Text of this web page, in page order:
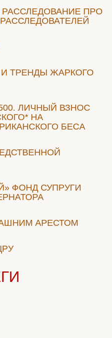
ПРО
И ТРЕНДЫ ЖАРКОГО
ЛИЧНЫЙ ВЗНОС
НА
БЕСА
ФОНД СУПРУГИ
АРЕСТОМ